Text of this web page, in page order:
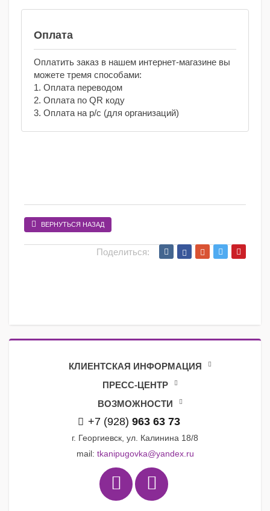
Оплата
Оплатить заказ в нашем интернет-магазине вы
можете тремя способами:
1. Оплата переводом
2. Оплата по QR коду
3. Оплата на р/с (для организаций)
ВЕРНУТЬСЯ НАЗАД
Поделиться:
КЛИЕНТСКАЯ ИНФОРМАЦИЯ
ПРЕСС-ЦЕНТР
ВОЗМОЖНОСТИ
+7 (928) 963 63 73
г. Георгиевск, ул. Калинина 18/8
mail: tkanipugovka@yandex.ru